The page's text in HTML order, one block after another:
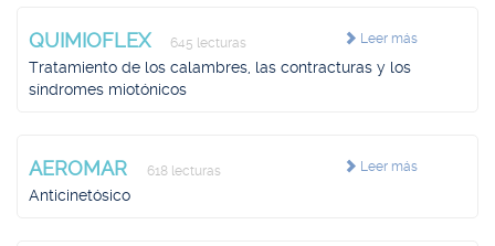
Leer más
QUIMIOFLEX 645 lecturas
Tratamiento de los calambres, las contracturas y los
síndromes miotónicos
Leer más
AEROMAR 618 lecturas
Anticinetósico